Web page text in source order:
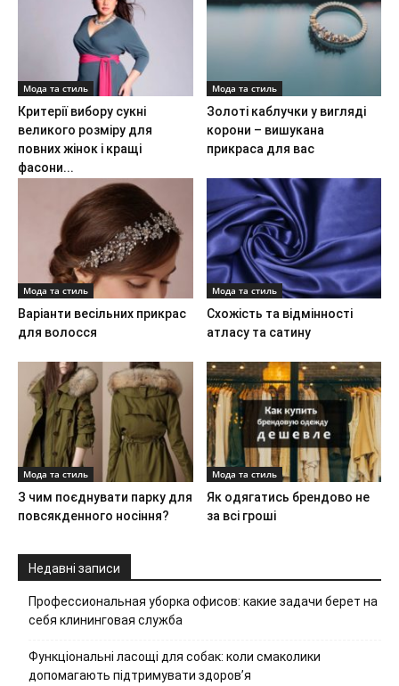
Мода та стиль
Критерії вибору сукні
великого розміру для
повних жінок і кращі
фасони...
Мода та стиль
Золоті каблучки у вигляді
корони – вишукана
прикраса для вас
Мода та стиль
Варіанти весільних прикрас
для волосся
Мода та стиль
Схожість та відмінності
атласу та сатину
Мода та стиль
З чим поєднувати парку для
повсякденного носіння?
Мода та стиль
Як одягатись брендово не
за всі гроші
Недавні записи
Профессиональная уборка офисов: какие задачи берет на
себя клининговая служба
Функціональні ласощі для собак: коли смаколики
допомагають підтримувати здоров’я